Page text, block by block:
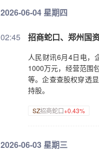
2026-06-04 星期四
02:45 招商蛇口、郑州国
人民财讯6月4日电，
1000万元，经营范围
等。企查查股权穿透
持股。
SZ招商蛇口+0.43%
2026-06-03 星期三